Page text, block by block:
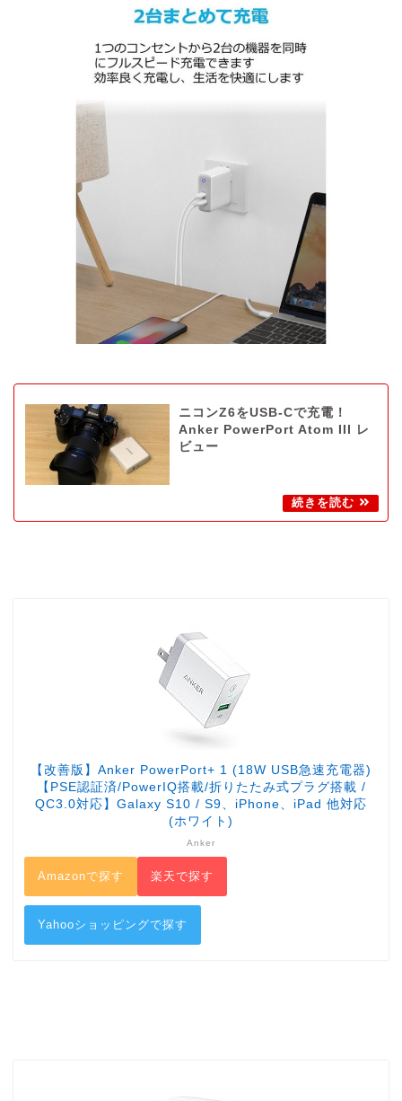
ニコンZ6をUSB-Cで充電！
Anker PowerPort Atom III レ
ビュー
【改善版】Anker PowerPort+ 1 (18W USB急速充電器)
【PSE認証済/PowerIQ搭載/折りたたみ式プラグ搭載 /
QC3.0対応】Galaxy S10 / S9、iPhone、iPad 他対応
(ホワイト)
Anker
Amazonで探す 楽天で探す
Yahooショッピングで探す